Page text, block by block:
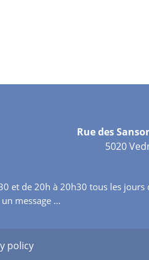
Rue des
5020
et de 20h à 20h30 tous les jours
message …
policy